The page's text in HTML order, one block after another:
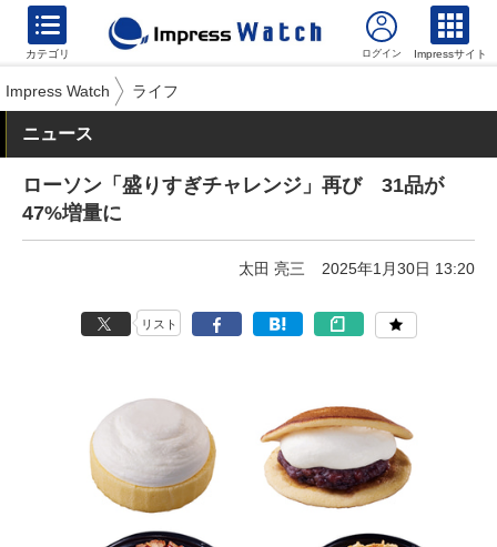
カテゴリ Impressサイト
Impress Watch ライフ
ニュース
ローソン「盛りすぎチャレンジ」再び 31品が
47%増量に
太田 亮三 2025年1月30日 13:20
リスト